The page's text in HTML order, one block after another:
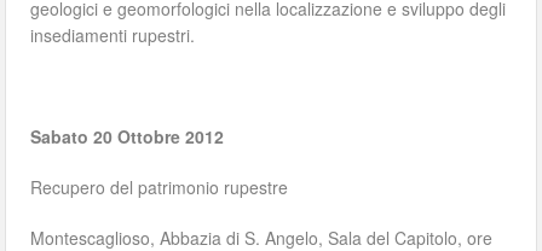
geologici e geomorfologici nella localizzazione e sviluppo degli
insediamenti rupestri.
Sabato 20 Ottobre 2012
Recupero del patrimonio rupestre
Montescaglioso, Abbazia di S. Angelo, Sala del Capitolo, ore